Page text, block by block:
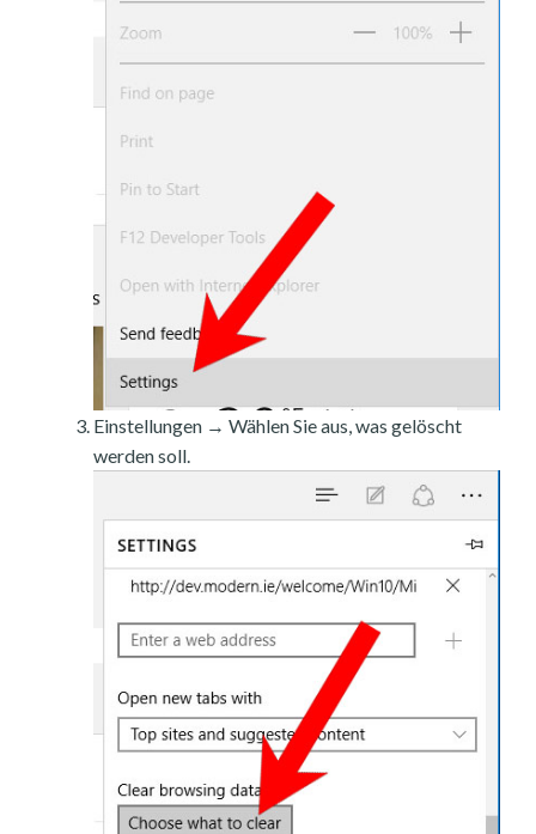
Einstellungen → Wählen Sie aus, was gelöscht
werden soll.